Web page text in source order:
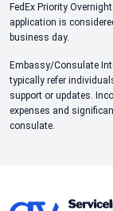
FedEx Priority
application is
business day.
Embassy/Consulate
typically refer
support or updates.
expenses and
consulate.